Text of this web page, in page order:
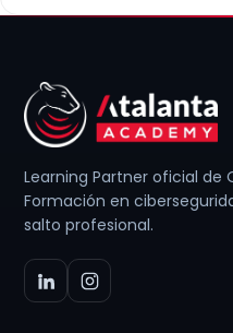
Learning Partner oficial de
Formación en
salto profesional.